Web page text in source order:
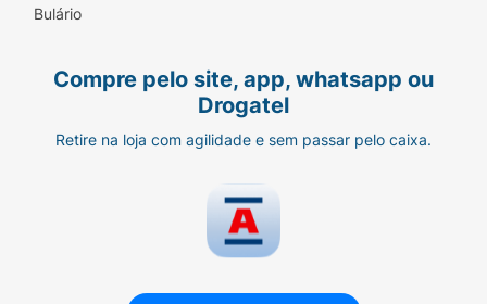
consumo. Não consumir caso a embalagem
higienizar cuidadosamente suas mãos e da
criança. Supervisione a criança ao consumir o
produto. Embalagem pode ser descartável
em lixo reciclável.
Produto pronto para o
Bulário
Compre pelo site, app, whatsapp ou
Drogatel
Retire na loja com agilidade e sem passar pelo caixa.